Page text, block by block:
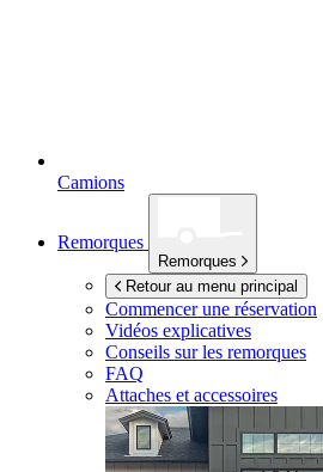
Camions
Remorques
Remorques
Retour au menu principal
Commencer une réservation
Vidéos explicatives
Conseils sur les remorques
FAQ
Attaches et accessoires